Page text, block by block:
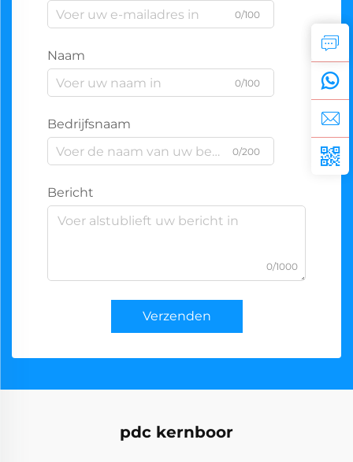
0/100
Naam
0/100
Bedrijfsnaam
0/200
Bericht
0/1000
Verzenden
pdc kernboor